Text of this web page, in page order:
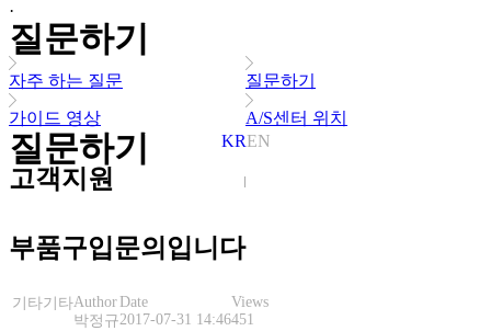
KREN
·
질문하기
자주 하는 질문 질문하기
가이드 영상 A/S센터 위치
질문하기
고객지원
부품구입문의입니다
기타기타Author
박정규
Date
2017-07-31 14:46
Views
451